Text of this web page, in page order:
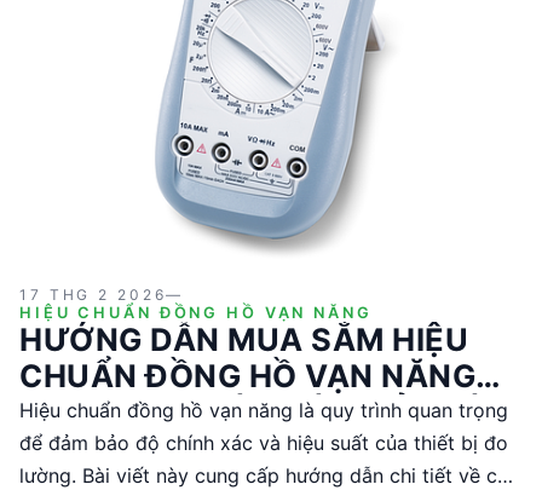
17 THG 2 2026—
HIỆU CHUẨN ĐỒNG HỒ VẠN NĂNG
HƯỚNG DẪN MUA SẮM HIỆU
CHUẨN ĐỒNG HỒ VẠN NĂNG
CHO KỸ SƯ VÀ NHÀ QUẢN LÝ
KỸ THUẬT
Hiệu chuẩn đồng hồ vạn năng là quy trình quan trọng
để đảm bảo độ chính xác và hiệu suất của thiết bị đo
lường. Bài viết này cung cấp hướng dẫn chi tiết về các